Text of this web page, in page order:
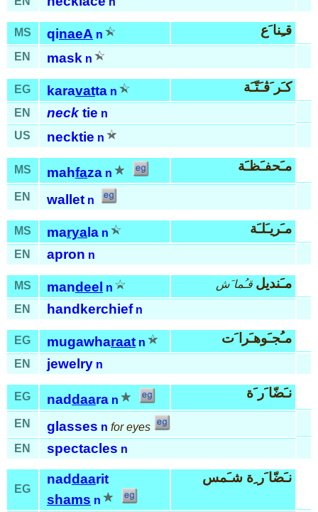
MS qinaeA n قـِنا َع
EN mask n
EG karavatta n كـَر َڤـَتّـَة
EN neck tie n
US
necktie n
MS mahfaza n مـَحفـَظـَة
EN wallet n
MS marya la n مـَريـَلـَة
EN apron n
MS mandeel n مـَنديل قـُما َش
EN handkerchief n
EG mugawharaat n مـُجـَوهـَرا َت
EN jewelry n
EG naddaara n نـَضّا َر َة
EN glasses n for eyes
EN
spectacles n
EG
naddaarit
shams n
نـَضّا َر ِة شـَمس